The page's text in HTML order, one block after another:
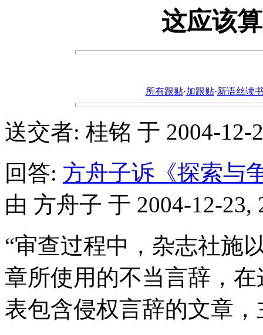
这应该
所有跟贴·加跟贴·新语丝读
送交者: 桂铭 于 2004-12-
回答: 方舟子诉《探索与
由 方舟子 于 2004-12-23,
“审查过程中，杂志社施
章所使用的不当言辞，
表包含侵权言辞的文章